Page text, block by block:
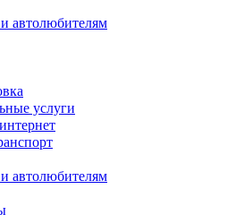
автолюбителям
услуги
автолюбителям